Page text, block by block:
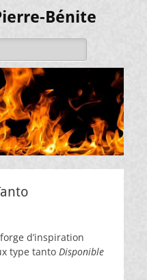
Bénite
d’inspiration
type tanto Disponible